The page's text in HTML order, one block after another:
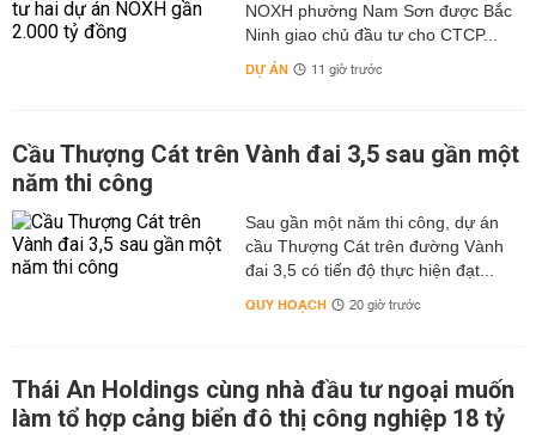
NOXH phường Nam Sơn được Bắc
Ninh giao chủ đầu tư cho CTCP...
DỰ ÁN 11 giờ trước
Cầu Thượng Cát trên Vành đai 3,5 sau gần một
năm thi công
Sau gần một năm thi công, dự án
cầu Thượng Cát trên đường Vành
đai 3,5 có tiến độ thực hiện đạt...
QUY HOẠCH 20 giờ trước
Thái An Holdings cùng nhà đầu tư ngoại muốn
làm tổ hợp cảng biển đô thị công nghiệp 18 tỷ